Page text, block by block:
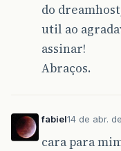
do
util ao
assinar!
Abraços.
fabiel14 de abr.
cara para